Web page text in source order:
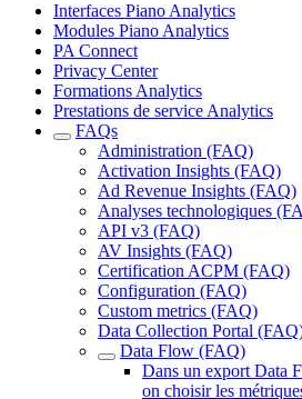
Interfaces Piano Analytics
Modules Piano Analytics
PA Connect
Privacy Center
Formations Analytics
Prestations de service Analytics
FAQs
Administration (FAQ)
Activation Insights (FAQ)
Ad Revenue Insights (FAQ)
Analyses technologiques
API v3 (FAQ)
AV Insights (FAQ)
Certification ACPM (FAQ)
Configuration (FAQ)
Custom metrics (FAQ)
Data Collection Portal
Data Flow (FAQ)
Dans un export Data
on choisir les